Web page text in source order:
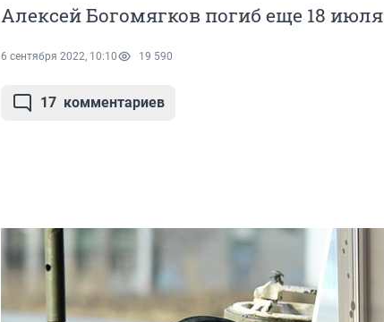
Алексей Богомягков погиб еще 18 июля
6 сентября 2022, 10:10 19 590
17 комментариев